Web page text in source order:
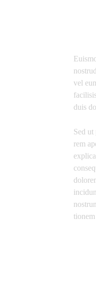
vel
duis
Sed ut
rem